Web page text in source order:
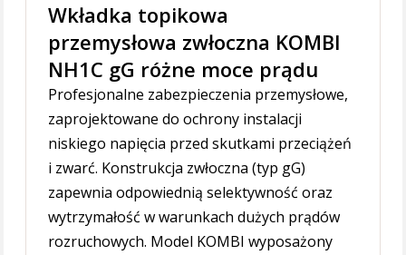
Wkładka topikowa
przemysłowa zwłoczna KOMBI
NH1C gG różne moce prądu
Profesjonalne zabezpieczenia przemysłowe,
zaprojektowane do ochrony instalacji
niskiego napięcia przed skutkami przeciążeń
i zwarć. Konstrukcja zwłoczna (typ gG)
zapewnia odpowiednią selektywność oraz
wytrzymałość w warunkach dużych prądów
rozruchowych. Model KOMBI wyposażony